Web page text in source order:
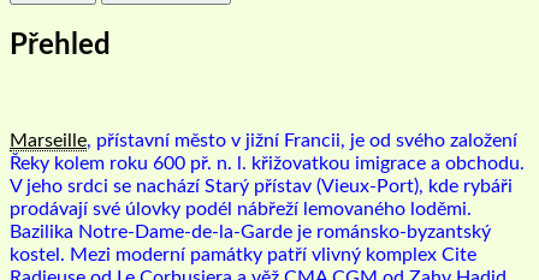
Přehled
Marseille, přístavní město v jižní Francii, je od svého založení
Řeky kolem roku 600 př. n. l. křižovatkou imigrace a obchodu.
V jeho srdci se nachází Starý přístav (Vieux-Port), kde rybáři
prodávají své úlovky podél nábřeží lemovaného loděmi.
Bazilika Notre-Dame-de-la-Garde je románsko-byzantský
kostel. Mezi moderní památky patří vlivný komplex Cite